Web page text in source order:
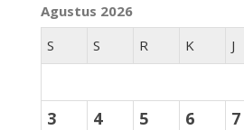
Agustus 2026
S
S R K J
3 4 5 6 7